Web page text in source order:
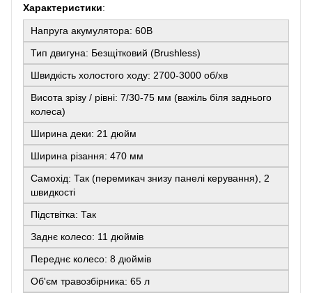
Характеристики:
Напруга акумулятора: 60В
Тип двигуна: Безщітковий (Brushless)
Швидкість холостого ходу: 2700-3000 об/хв
Висота зрізу / рівні: 7/30-75 мм (важіль біля заднього
колеса)
Ширина деки: 21 дюйм
Ширина різання: 470 мм
Самохід: Так (перемикач знизу панелі керування), 2
швидкості
Підствітка: Так
Заднє колесо: 11 дюймів
Переднє колесо: 8 дюймів
Об'єм травозбірника: 65 л